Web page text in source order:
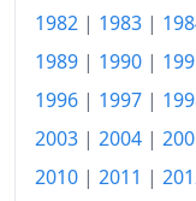
2002
2004
2005
1982 | 1983 |
1989 | 1990 |
1996 | 1997 |
2003 | 2004 |
2010 | 2011 |